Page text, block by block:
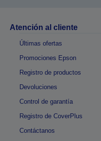
Atención al cliente
Últimas ofertas
Promociones Epson
Registro de productos
Devoluciones
Control de garantía
Registro de CoverPlus
Contáctanos